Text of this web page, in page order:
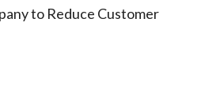
to Reduce Customer